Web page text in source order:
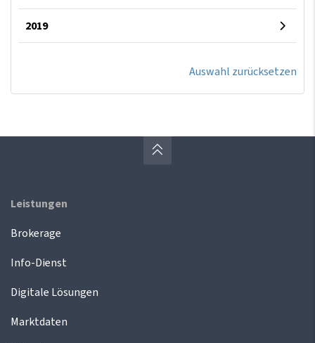
2019
Auswahl zurücksetzen
Leistungen
Brokerage
Info-Dienst
Digitale Lösungen
Marktdaten